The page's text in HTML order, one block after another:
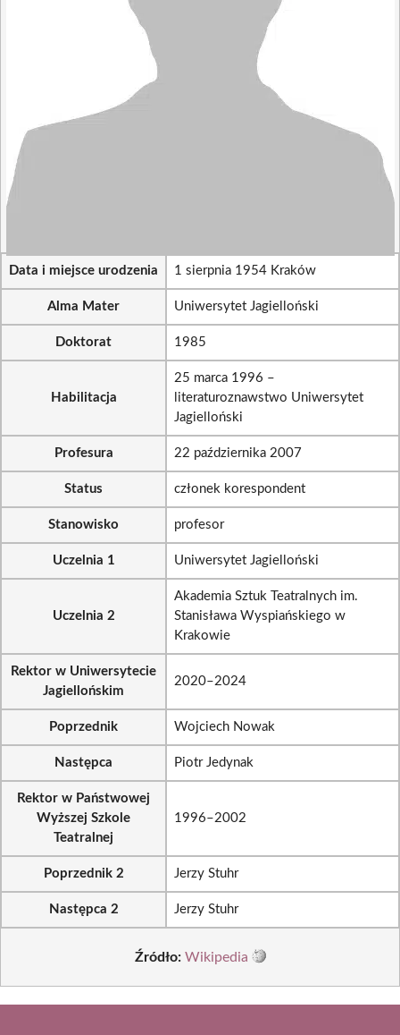
Data i miejsce urodzenia 1 sierpnia 1954 Kraków
Alma Mater Uniwersytet Jagielloński
Doktorat 1985
Habilitacja
25 marca 1996 –
literaturoznawstwo Uniwersytet
Jagielloński
Profesura 22 października 2007
Status członek korespondent
Stanowisko profesor
Uczelnia 1 Uniwersytet Jagielloński
Uczelnia 2
Akademia Sztuk Teatralnych im.
Stanisława Wyspiańskiego w
Krakowie
Rektor w Uniwersytecie
Jagiellońskim
2020–2024
Poprzednik Wojciech Nowak
Następca Piotr Jedynak
Rektor w Państwowej
Wyższej Szkole
Teatralnej
1996–2002
Poprzednik 2 Jerzy Stuhr
Następca 2 Jerzy Stuhr
Źródło: Wikipedia